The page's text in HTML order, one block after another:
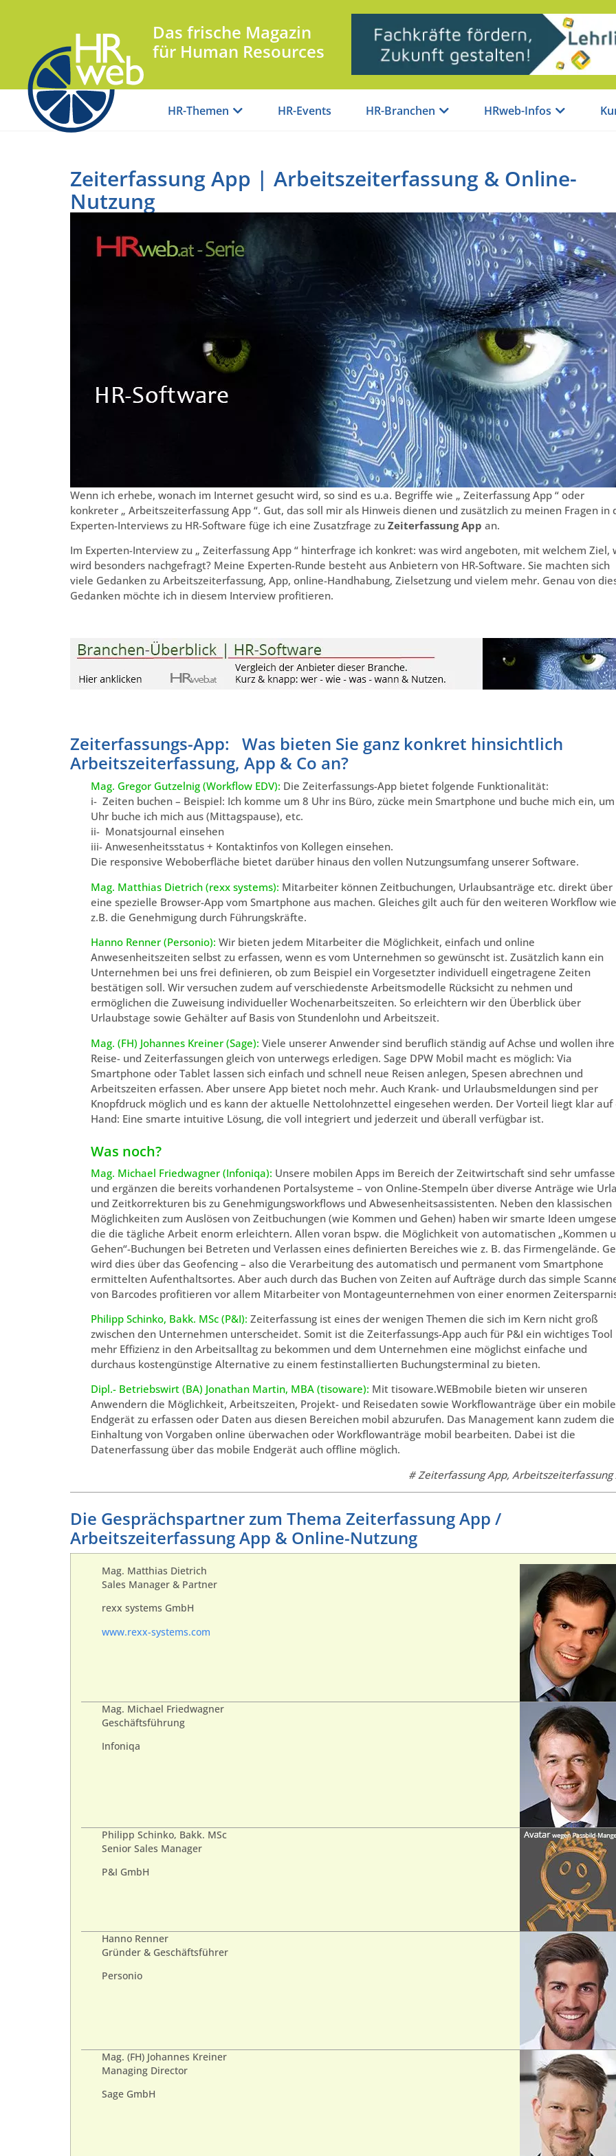
Das frische Magazin
für Human Resources
HR-Themen HR-Events HR-Branchen HRweb-Infos
Zeiterfassung App | Arbeitszeiterfassung & Online-
Nutzung
Wenn ich erhebe, wonach im Internet gesucht wird, so sind es u.a. Begriffe wie „ Zeiterfassung App “ oder
konkreter „ Arbeitszeiterfassung App “. Gut, das soll mir als Hinweis dienen und zusätzlich zu meinen Fragen in
Experten-Interviews zu HR-Software füge ich eine Zusatzfrage zu Zeiterfassung App an.
Im Experten-Interview zu „ Zeiterfassung App “ hinterfrage ich konkret: was wird angeboten, mit welchem Ziel,
wird besonders nachgefragt? Meine Experten-Runde besteht aus Anbietern von HR-Software. Sie machten sich
viele Gedanken zu Arbeitszeiterfassung, App, online-Handhabung, Zielsetzung und vielem mehr. Genau von
Gedanken möchte ich in diesem Interview profitieren.
Zeiterfassungs-App: Was bieten Sie ganz konkret hinsichtlich
Arbeitszeiterfassung, App & Co an?
Mag. Gregor Gutzelnig (Workflow EDV): Die Zeiterfassungs-App bietet folgende Funktionalität:
i- Zeiten buchen – Beispiel: Ich komme um 8 Uhr ins Büro, zücke mein Smartphone und buche mich ein,
Uhr buche ich mich aus (Mittagspause), etc.
ii- Monatsjournal einsehen
iii- Anwesenheitsstatus + Kontaktinfos von Kollegen einsehen.
Die responsive Weboberfläche bietet darüber hinaus den vollen Nutzungsumfang unserer Software.
Mag. Matthias Dietrich (rexx systems): Mitarbeiter können Zeitbuchungen, Urlaubsanträge etc. direkt über
eine spezielle Browser-App vom Smartphone aus machen. Gleiches gilt auch für den weiteren Workflow wie
z.B. die Genehmigung durch Führungskräfte.
Hanno Renner (Personio): Wir bieten jedem Mitarbeiter die Möglichkeit, einfach und online
Anwesenheitszeiten selbst zu erfassen, wenn es vom Unternehmen so gewünscht ist. Zusätzlich kann ein
Unternehmen bei uns frei definieren, ob zum Beispiel ein Vorgesetzter individuell eingetragene Zeiten
bestätigen soll. Wir versuchen zudem auf verschiedenste Arbeitsmodelle Rücksicht zu nehmen und
ermöglichen die Zuweisung individueller Wochenarbeitszeiten. So erleichtern wir den Überblick über
Urlaubstage sowie Gehälter auf Basis von Stundenlohn und Arbeitszeit.
Mag. (FH) Johannes Kreiner (Sage): Viele unserer Anwender sind beruflich ständig auf Achse und wollen ihre
Reise- und Zeiterfassungen gleich von unterwegs erledigen. Sage DPW Mobil macht es möglich: Via
Smartphone oder Tablet lassen sich einfach und schnell neue Reisen anlegen, Spesen abrechnen und
Arbeitszeiten erfassen. Aber unsere App bietet noch mehr. Auch Krank- und Urlaubsmeldungen sind per
Knopfdruck möglich und es kann der aktuelle Nettolohnzettel eingesehen werden. Der Vorteil liegt klar auf
Hand: Eine smarte intuitive Lösung, die voll integriert und jederzeit und überall verfügbar ist.
Was noch?
Mag. Michael Friedwagner (Infoniqa): Unsere mobilen Apps im Bereich der Zeitwirtschaft sind sehr
und ergänzen die bereits vorhandenen Portalsysteme – von Online-Stempeln über diverse Anträge wie
und Zeitkorrekturen bis zu Genehmigungsworkflows und Abwesenheitsassistenten. Neben den klassischen
Möglichkeiten zum Auslösen von Zeitbuchungen (wie Kommen und Gehen) haben wir smarte Ideen
die die tägliche Arbeit enorm erleichtern. Allen voran bspw. die Möglichkeit von automatischen „Kommen
Gehen“-Buchungen bei Betreten und Verlassen eines definierten Bereiches wie z. B. das Firmengelände.
wird dies über das Geofencing – also die Verarbeitung des automatisch und permanent vom Smartphone
ermittelten Aufenthaltsortes. Aber auch durch das Buchen von Zeiten auf Aufträge durch das simple
von Barcodes profitieren vor allem Mitarbeiter von Montageunternehmen von einer enormen
Philipp Schinko, Bakk. MSc (P&I): Zeiterfassung ist eines der wenigen Themen die sich im Kern nicht groß
zwischen den Unternehmen unterscheidet. Somit ist die Zeiterfassungs-App auch für P&I ein wichtiges Tool
mehr Effizienz in den Arbeitsalltag zu bekommen und dem Unternehmen eine möglichst einfache und
durchaus kostengünstige Alternative zu einem festinstallierten Buchungsterminal zu bieten.
Dipl.- Betriebswirt (BA) Jonathan Martin, MBA (tisoware): Mit tisoware.WEBmobile bieten wir unseren
Anwendern die Möglichkeit, Arbeitszeiten, Projekt- und Reisedaten sowie Workflowanträge über ein
Endgerät zu erfassen oder Daten aus diesen Bereichen mobil abzurufen. Das Management kann zudem die
Einhaltung von Vorgaben online überwachen oder Workflowanträge mobil bearbeiten. Dabei ist die
Datenerfassung über das mobile Endgerät auch offline möglich.
# Zeiterfassung App, Arbeitszeiterfassung
Die Gesprächspartner zum Thema Zeiterfassung App /
Arbeitszeiterfassung App & Online-Nutzung
Mag. Matthias Dietrich
Sales Manager & Partner
rexx systems GmbH
www.rexx-systems.com
Mag. Michael Friedwagner
Geschäftsführung
Infoniqa
Philipp Schinko, Bakk. MSc
Senior Sales Manager
P&I GmbH
Hanno Renner
Gründer & Geschäftsführer
Personio
Mag. (FH) Johannes Kreiner
Managing Director
Sage GmbH